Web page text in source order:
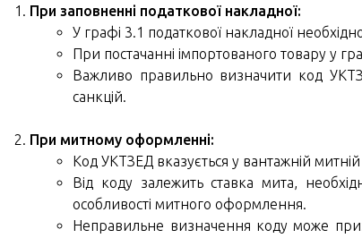
При заповненні податкової накладної:
У графі 3.1 податкової накладної
При постачанні імпортованого товару у
Важливо правильно визначити код
санкцій.
При митному оформленні:
Код УКТЗЕД вказується у вантажній
Від коду залежить ставка мита,
особливості митного оформлення.
Неправильне визначення коду може